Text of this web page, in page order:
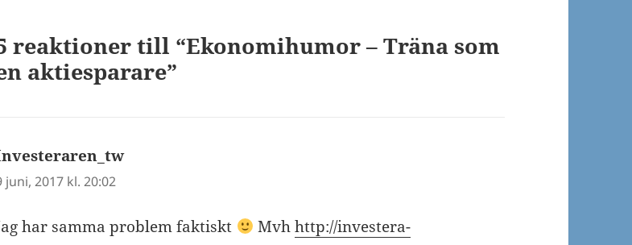
reaktioner till “Ekonomihumor – Träna som
aktiesparare”
skriver:
juni, 2017 kl. 20:02
har samma problem faktiskt Mvhhttp://investera-